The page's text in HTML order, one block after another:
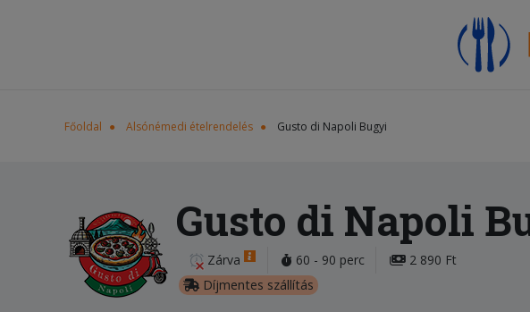
Főoldal Alsónémedi ételrendelés Gusto di Napoli Bugyi
Gusto di Napoli
Zárva 60 - 90 perc
2 890 Ft
Díjmentes szállítás